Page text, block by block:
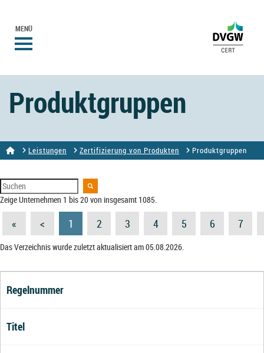
MENÜ
Produktgruppen
Leistungen Zertifizierung von Produkten Produktgruppen
Zeige Unternehmen 1 bis 20 von insgesamt 1085.
« < 1 2 3 4 5 6 7
Das Verzeichnis wurde zuletzt aktualisiert am 05.08.2026.
Regelnummer
Titel